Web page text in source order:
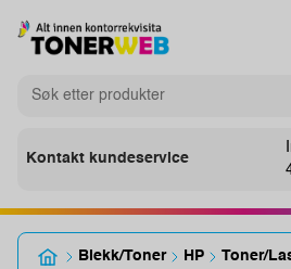
Kontakt kundeservice
Blekk/Toner HP
Toner/